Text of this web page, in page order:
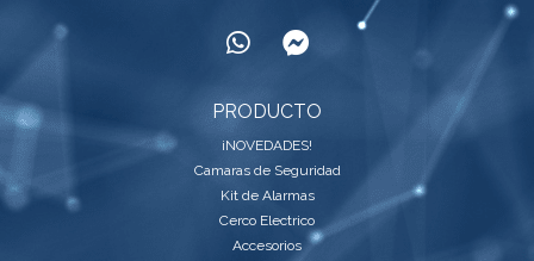
PRODUCTO
¡NOVEDADES!
Camaras de Seguridad
Kit de Alarmas
Cerco Electrico
Accesorios